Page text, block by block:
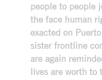
people to people
the face human
exacted on
sister frontline
are again
lives are worth to